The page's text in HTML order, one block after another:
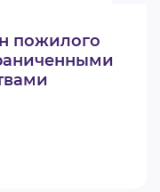
пожилого